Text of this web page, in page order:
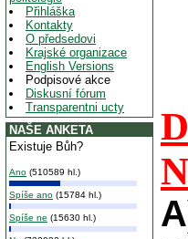
Přihláška
Kontakty
O předsedovi
Krajské organizace
English Versions
Podpisové akce
Diskusní fórum
Transparentni ucty
NAŠE ANKETA
Existuje Bůh?
Ano (510589 hl.)
Spíše ano (15784 hl.)
Spíše ne (15630 hl.)